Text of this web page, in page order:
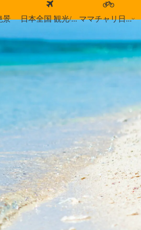
景 日本全国 観光/食事スポット ママチャリ日本縦断